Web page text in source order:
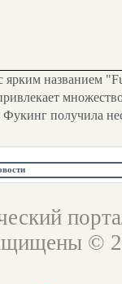
ярким названием
Фукинг получила
©